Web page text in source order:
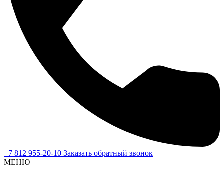
+7 812 955-20-10 Заказать обратный звонок
МЕНЮ